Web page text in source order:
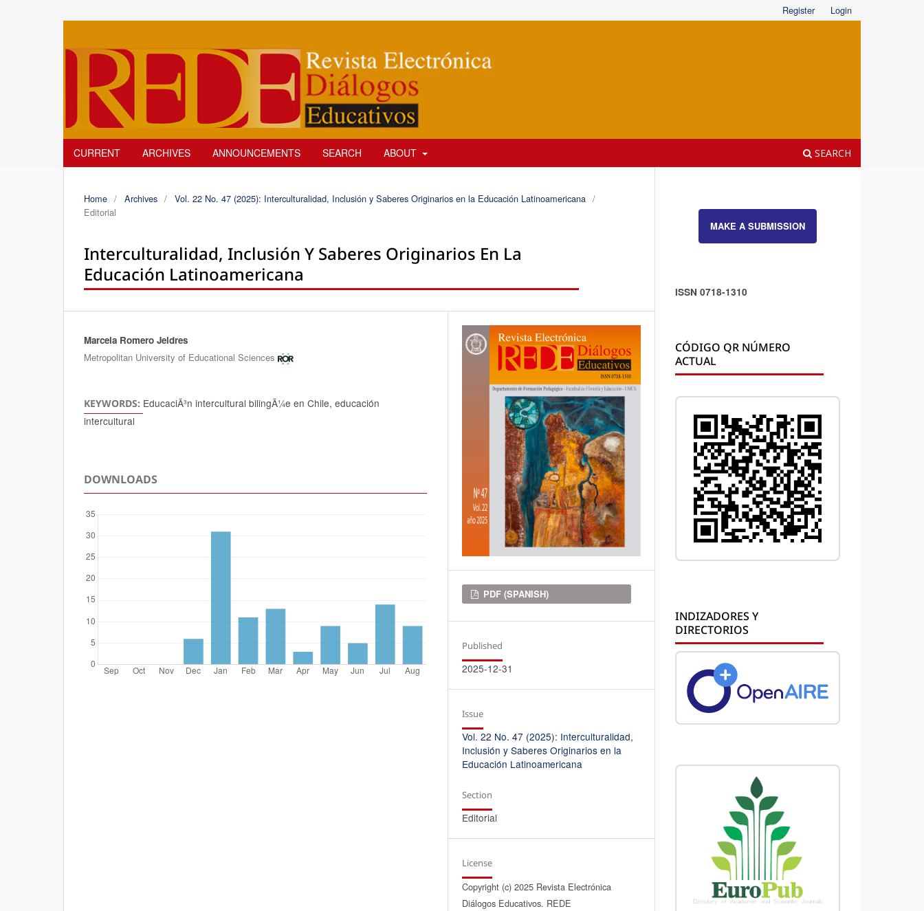
CURRENT ARCHIVES ANNOUNCEMENTS SEARCH ABOUT SEARCH
Register Login
Home / Archives / Vol. 22 No. 47 (2025): Interculturalidad, Inclusión y Saberes Originarios en la Educación Latinoamericana /
Editorial
Interculturalidad, Inclusión Y Saberes Originarios En La
Educación Latinoamericana
Authors
Marcela Romero Jeldres
Metropolitan University of Educational Sciences
KEYWORDS: EducaciÃ³n intercultural bilingÃ¼e en Chile, educación
intercultural
DOWNLOADS
Downloads
PDF (SPANISH)
Published
2025-12-31
Issue
Vol. 22 No. 47 (2025): Interculturalidad,
Inclusión y Saberes Originarios en la
Educación Latinoamericana
Section
Editorial
License
Copyright (c) 2025 Revista Electrónica
Diálogos Educativos. REDE
MAKE A SUBMISSION
ISSN 0718-1310
CÓDIGO QR NÚMERO
ACTUAL
INDIZADORES Y
DIRECTORIOS